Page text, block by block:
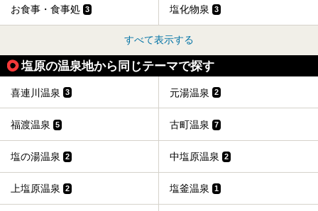
お食事・食事処 3 塩化物泉 3
すべて表示する
塩原の温泉地から同じテーマで探す
喜連川温泉 3 元湯温泉 2
福渡温泉 5 古町温泉 7
塩の湯温泉 2 中塩原温泉 2
上塩原温泉 2 塩釜温泉 1